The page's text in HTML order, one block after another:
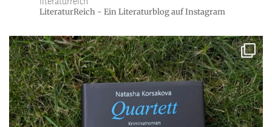
LiteraturReich - Ein Literaturblog auf Instagram